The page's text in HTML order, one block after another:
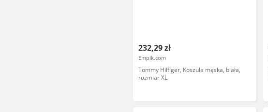
232,29 zł
Empik.com
Tommy Hilfiger, Koszula męska, biała,
rozmiar XL